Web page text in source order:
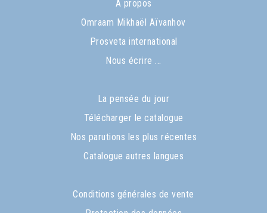
A propos
Omraam Mikhaël Aïvanhov
Prosveta international
Nous écrire ...
La pensée du jour
Télécharger le catalogue
Nos parutions les plus récentes
Catalogue autres langues
Conditions générales de vente